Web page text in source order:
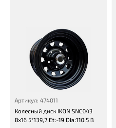
Артикул: 474011
Колесный диск IKON SNC043
8x16 5*139,7 Et:-19 Dia:110,5 B